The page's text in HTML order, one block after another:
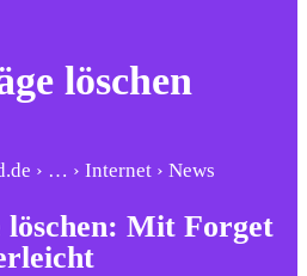
löschen
› … › Internet › News
löschen: Mit Forget